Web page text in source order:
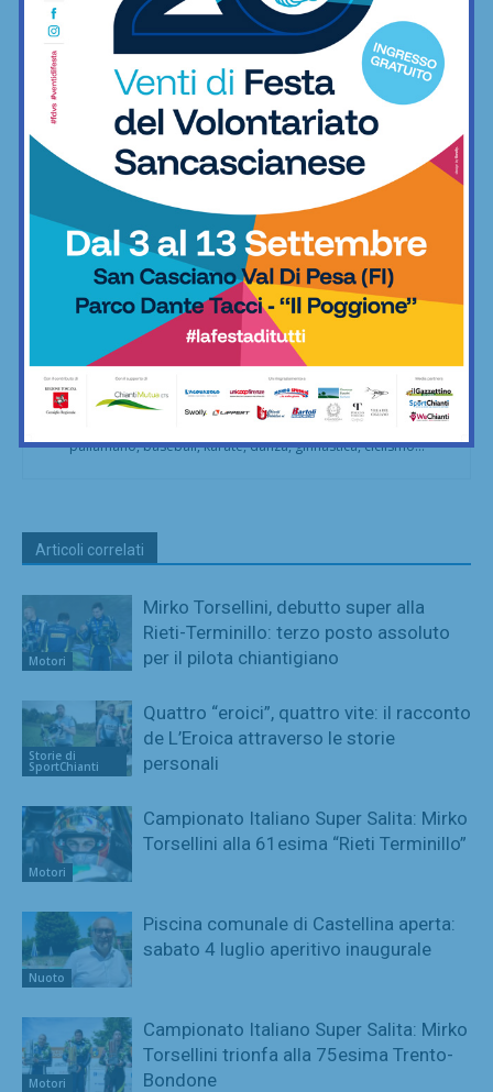
Facebook X Pinterest
La redazione di SportChianti dà spazio, ogni giorno, a tutti gli
sport nei comuni chiantigiani: calcio, pallavolo, basket,
pallamano, baseball, karate, danza, ginnastica, ciclismo...
Articoli correlati
Motori
Mirko Torsellini, debutto super alla
Rieti-Terminillo: terzo posto assoluto
per il pilota chiantigiano
Storie di
SportChianti
Quattro “eroici”, quattro vite: il racconto
de L’Eroica attraverso le storie
personali
Motori
Campionato Italiano Super Salita: Mirko
Torsellini alla 61esima “Rieti Terminillo”
Nuoto
Piscina comunale di Castellina aperta:
sabato 4 luglio aperitivo inaugurale
Motori
Campionato Italiano Super Salita: Mirko
Torsellini trionfa alla 75esima Trento-
Bondone